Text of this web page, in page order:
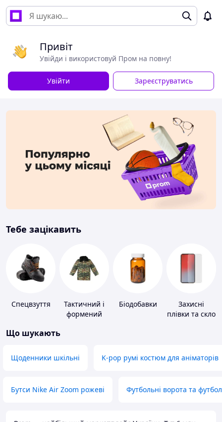
Привіт
Увійди і використовуй Пром на повну!
Увійти Зареєструватись
Тебе зацікавить
Спецвзуття
Тактичний і
формений
Біодобавки
Захисні
плівки та скло
Що шукають
Щоденники шкільні K-pop румі костюм для аніматорів
Бутси Nike Air Zoom рожеві Футбольні ворота та